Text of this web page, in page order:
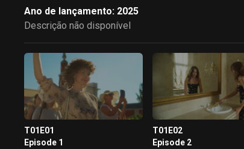
Ano de lançamento: 2025
Descrição não disponível
T01E01
Episode 1
T01E02
Episode 2